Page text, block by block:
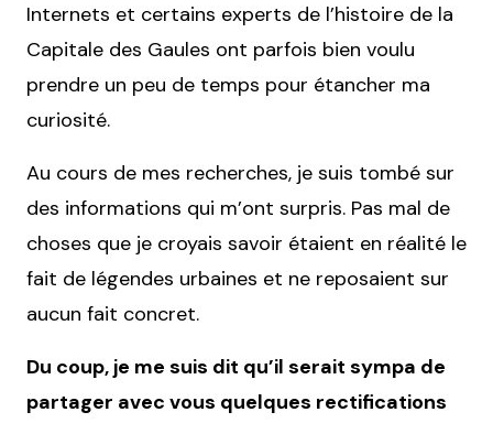
Internets et certains experts de l’histoire de la
Capitale des Gaules ont parfois bien voulu
prendre un peu de temps pour étancher ma
curiosité.
Au cours de mes recherches, je suis tombé sur
des informations qui m’ont surpris. Pas mal de
choses que je croyais savoir étaient en réalité le
fait de légendes urbaines et ne reposaient sur
aucun fait concret.
Du coup, je me suis dit qu’il serait sympa de
partager avec vous quelques rectifications